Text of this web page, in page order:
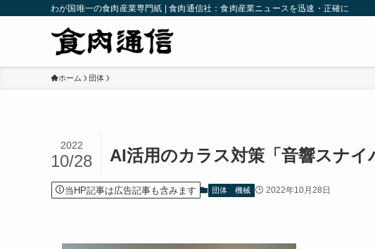
わが国唯一の食肉産業専門紙 | 食肉通信社：食肉産業ニュースを迅速・正確に
ホーム 団体
AI活用のカラス対策「音響スナ
2022
10/28
当HP記事は広告記事も含みます 団体 機械 2022年10月28日